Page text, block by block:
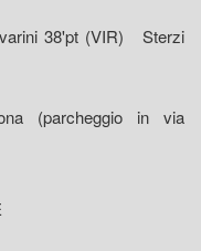
38'pt (VIR) Sterzi
(parcheggio in via